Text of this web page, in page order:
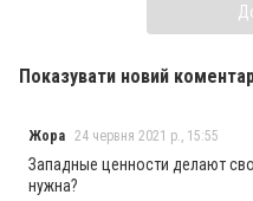
Показувати новий
Жора 24 червня 2021 р., 15:55
Западные ценности делают
нужна?